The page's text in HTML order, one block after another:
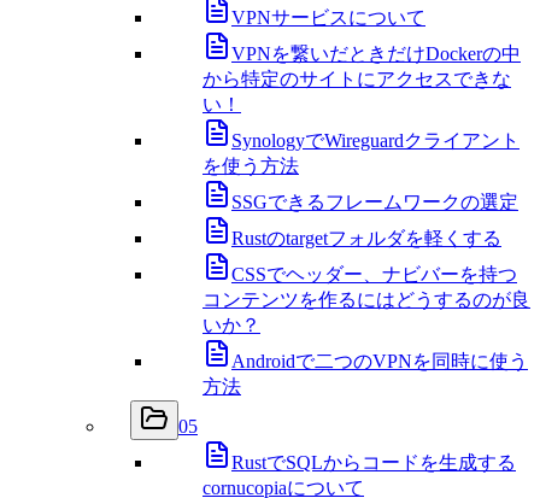
VPNサービスについて
VPNを繋いだときだけDockerの中
から特定のサイトにアクセスできな
い！
SynologyでWireguardクライアント
を使う方法
SSGできるフレームワークの選定
Rustのtargetフォルダを軽くする
CSSでヘッダー、ナビバーを持つ
コンテンツを作るにはどうするのが良
いか？
Androidで二つのVPNを同時に使う
方法
05
RustでSQLからコードを生成する
cornucopiaについて